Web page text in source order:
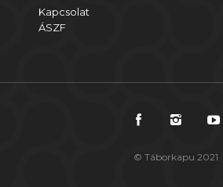
Kapcsolat
ÁSZF
© Táborkapu 2021